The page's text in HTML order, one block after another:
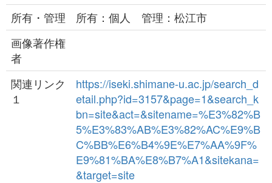
所有・管理
所有：個人 管理：松江市
画像著作権
者
関連リンク
１
https://iseki.shimane-u.ac.jp/search_d
etail.php?id=3157&page=1&search_k
bn=site&act=&sitename=%E3%82%B
5%E3%83%AB%E3%82%AC%E9%B
C%BB%E6%B4%9E%E7%AA%9F%
E9%81%BA%E8%B7%A1&sitekana=
&target=site